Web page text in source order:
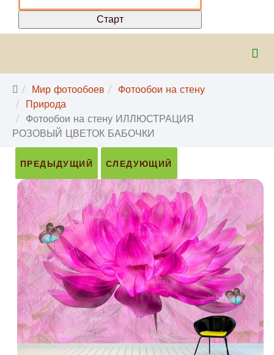
Мир фотообоев
Фотообои на стену
Природа
Фотообои на стену ИЛЛЮСТРАЦИЯ
РОЗОВЫЙ ЦВЕТОК БАБОЧКИ
ПРЕДЫДУЩИЙ СЛЕДУЮЩИЙ